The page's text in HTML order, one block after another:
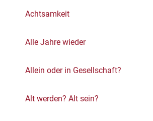
Achtsamkeit
Alle Jahre wieder
Allein oder in Gesellschaft?
Alt werden? Alt sein?